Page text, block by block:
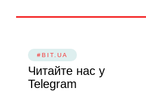
#BIT.UA
Читайте нас у
Telegram